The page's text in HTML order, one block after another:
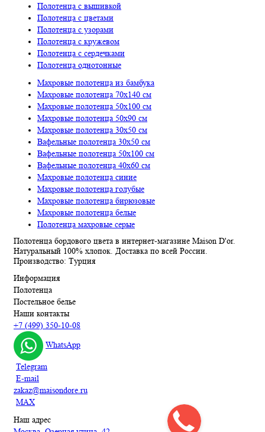
Полотенца с вышивкой
Полотенца с цветами
Полотенца с узорами
Полотенца с кружевом
Полотенца с сердечками
Полотенца однотонные
Махровые полотенца из бамбука
Махровые полотенца 70х140 см
Махровые полотенца 50х100 см
Махровые полотенца 50х90 см
Махровые полотенца 30х50 см
Вафельные полотенца 30х50 см
Вафельные полотенца 50х100 см
Вафельные полотенца 40х60 см
Махровые полотенца синие
Махровые полотенца голубые
Махровые полотенца бирюзовые
Махровые полотенца белые
Полотенца махровые серые
Полотенца бордового цвета в интернет-магазине Maison D'or.
Натуральный 100% хлопок. Доставка по всей России.
Производство: Турция
Информация
Полотенца
Постельное белье
Наши контакты
+7 (499) 350-10-08
WhatsApp
Telegram
E-mail
zakaz@maisondore.ru
MAX
Наш адрес